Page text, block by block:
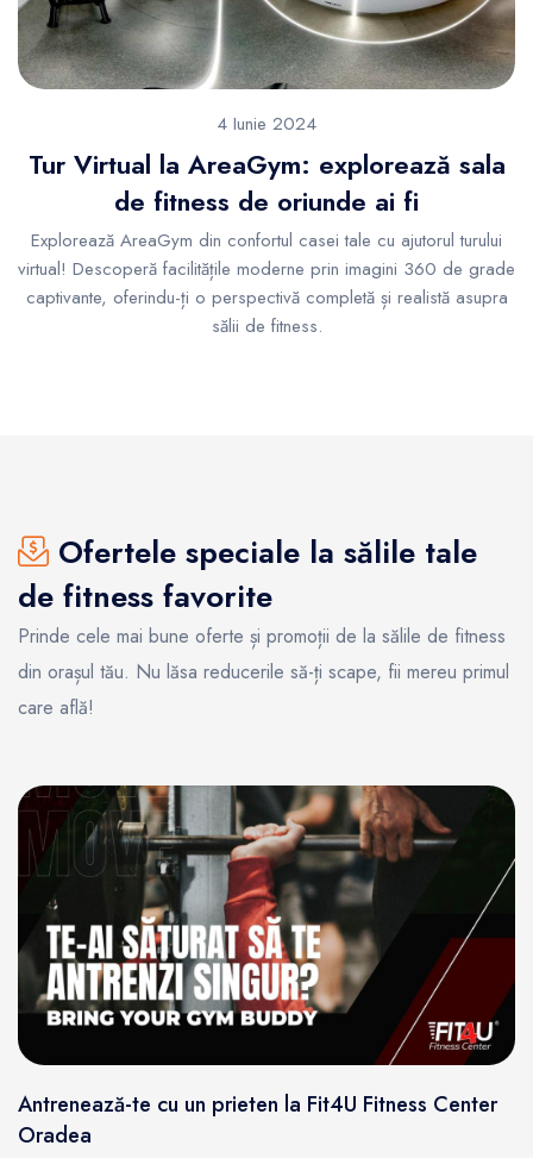
4 Iunie 2024
Tur Virtual la AreaGym: explorează sala
de fitness de oriunde ai fi
Explorează AreaGym din confortul casei tale cu ajutorul turului
virtual! Descoperă facilitățile moderne prin imagini 360 de grade
captivante, oferindu-ți o perspectivă completă și realistă asupra
sălii de fitness.
Ofertele speciale la sălile tale
de fitness favorite
Prinde cele mai bune oferte și promoții de la sălile de fitness
din orașul tău. Nu lăsa reducerile să-ți scape, fii mereu primul
care află!
Antrenează-te cu un prieten la Fit4U Fitness Center
Oradea